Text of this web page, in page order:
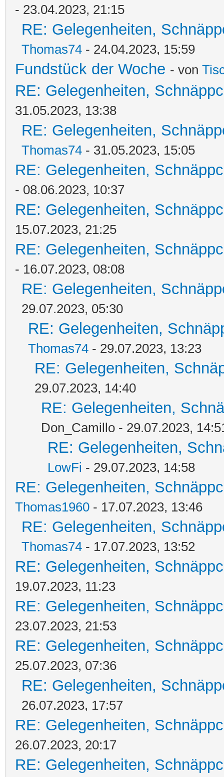
- 23.04.2023, 21:15
RE: Gelegenheiten,
Thomas74 - 24.04.2023, 15:59
Fundstück der Woche - von
RE: Gelegenheiten,
31.05.2023, 13:38
RE: Gelegenheiten,
Thomas74 - 31.05.2023, 15:05
RE: Gelegenheiten,
- 08.06.2023, 10:37
RE: Gelegenheiten,
15.07.2023, 21:25
RE: Gelegenheiten,
- 16.07.2023, 08:08
RE: Gelegenheiten,
29.07.2023, 05:30
RE: Gelegenheiten,
Thomas74 - 29.07.2023, 13:23
RE: Gelegenheiten,
29.07.2023, 14:40
RE: Gelegenheiten,
Don_Camillo - 29.07.2023,
RE: Gelegenheiten,
LowFi - 29.07.2023, 14:58
RE: Gelegenheiten,
Thomas1960 - 17.07.2023, 13:46
RE: Gelegenheiten,
Thomas74 - 17.07.2023, 13:52
RE: Gelegenheiten,
19.07.2023, 11:23
RE: Gelegenheiten,
23.07.2023, 21:53
RE: Gelegenheiten,
25.07.2023, 07:36
RE: Gelegenheiten,
26.07.2023, 17:57
RE: Gelegenheiten,
26.07.2023, 20:17
RE: Gelegenheiten,